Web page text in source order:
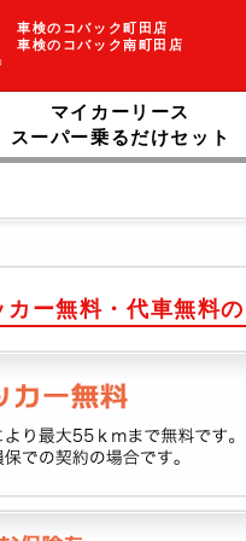
車検のコバック町田店
車検のコバック南町田店
マイカーリース
スーパー乗るだけセット
ー無料・代車無料